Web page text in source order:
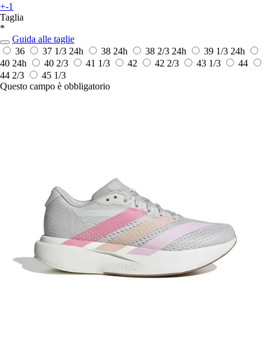
+-1
Taglia
*
Guida alle taglie
36
37 1/3 24h 38 24h 38 2/3 24h 39 1/3 24h
40 24h 40 2/3 41 1/3 42 42 2/3 43 1/3
44
44 2/3
45 1/3
Questo campo è obbligatorio